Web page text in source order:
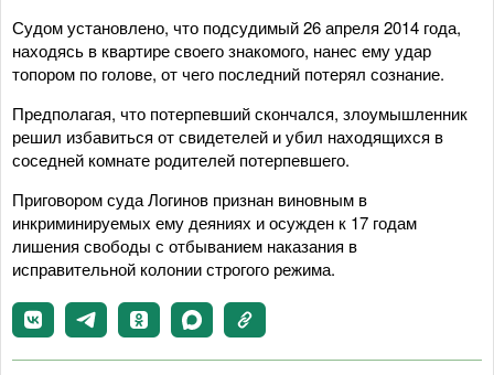
Судом установлено, что подсудимый 26 апреля 2014 года,
находясь в квартире своего знакомого, нанес ему удар
топором по голове, от чего последний потерял сознание.
Предполагая, что потерпевший скончался, злоумышленник
решил избавиться от свидетелей и убил находящихся в
соседней комнате родителей потерпевшего.
Приговором суда Логинов признан виновным в
инкриминируемых ему деяниях и осужден к 17 годам
лишения свободы с отбыванием наказания в
исправительной колонии строгого режима.